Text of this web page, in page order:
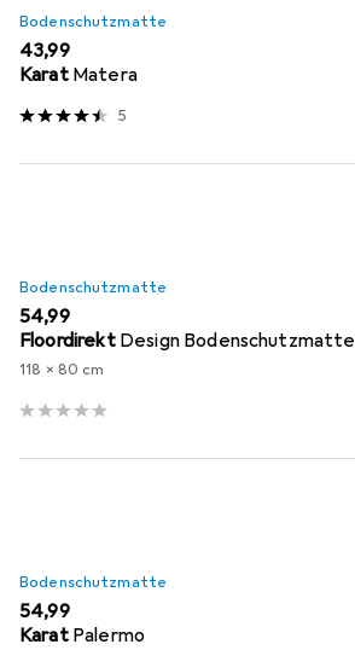
Bodenschutzmatte
EUR
43,99
Karat Matera
5
Bodenschutzmatte
EUR
54,99
Floordirekt Design Bodenschutzmatte
118 x 80 cm
Bodenschutzmatte
EUR
54,99
Karat Palermo